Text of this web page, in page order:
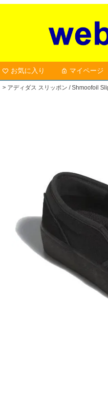
お気に入り マイページ
アディダス スリッポン / Shmoofoil